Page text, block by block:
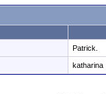
Patrick.
katharina